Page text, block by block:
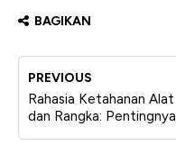
BAGIKAN
PREVIOUS
Rahasia Ketahanan Alat
dan Rangka: Pentingnya